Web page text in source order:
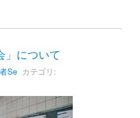
」について
Se カテゴリ: